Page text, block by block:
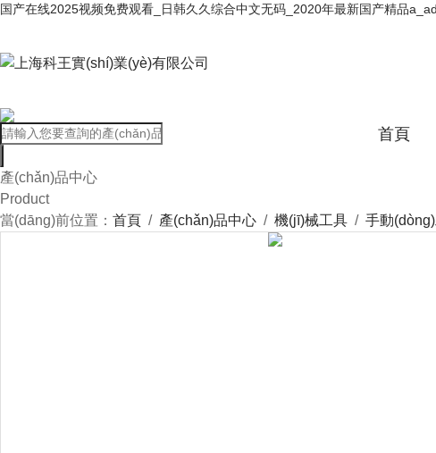
国产在线2025视频免费观看_日韩久久综合中文无码_2020年最新国产精品
首頁
產(chǎn)品中心
Product
當(dāng)前位置： 首頁 / 產(chǎn)品中心 / 機(jī)械工具 / 手動